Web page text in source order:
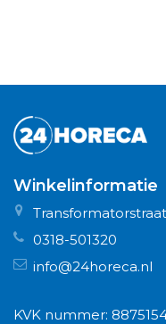
Winkelinformatie
0318-501320
info@24horeca.nl
KVK nummer: